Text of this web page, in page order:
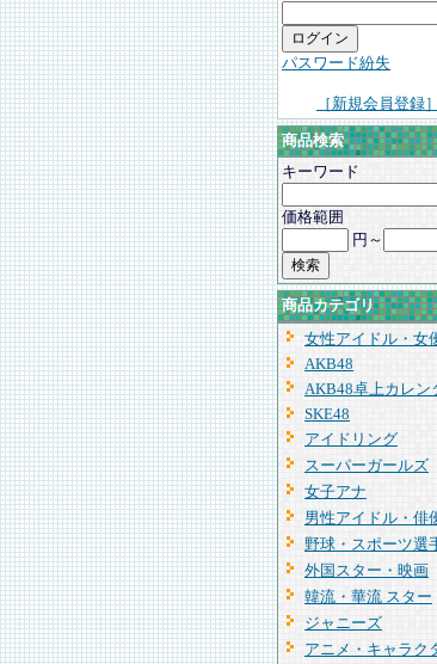
パスワード紛失
［新規会員登録］
商品検索
キーワード
価格範囲
円～
商品カテゴリ
女性アイドル・女
AKB48
AKB48卓上カレン
SKE48
アイドリング
スーパーガールズ
女子アナ
男性アイドル・俳
野球・スポーツ選
外国スター・映画
韓流・華流 スター
ジャニーズ
アニメ・キャラク